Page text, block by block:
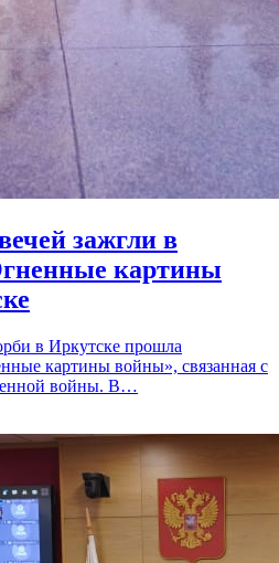
зажгли в
картины
в Иркутске прошла
картины войны», связанная с
войны. В…